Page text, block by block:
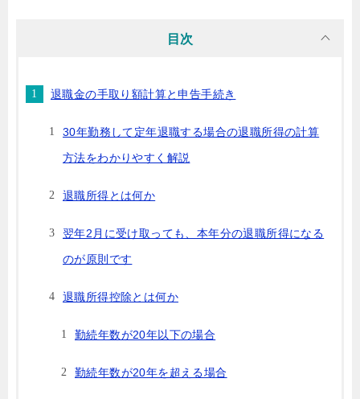
目次
退職金の手取り額計算と申告手続き
30年勤務して定年退職する場合の退職所得の計算
方法をわかりやすく解説
退職所得とは何か
翌年2月に受け取っても、本年分の退職所得になる
のが原則です
退職所得控除とは何か
勤続年数が20年以下の場合
勤続年数が20年を超える場合